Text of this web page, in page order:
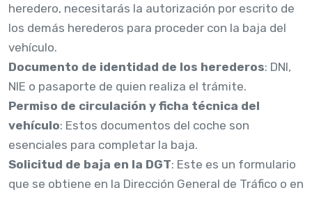
heredero, necesitarás la autorización por escrito de
los demás herederos para proceder con la baja del
vehículo.
Documento de identidad de los herederos: DNI,
NIE o pasaporte de quien realiza el trámite.
Permiso de circulación y ficha técnica del
vehículo: Estos documentos del coche son
esenciales para completar la baja.
Solicitud de baja en la DGT: Este es un formulario
que se obtiene en la Dirección General de Tráfico o en